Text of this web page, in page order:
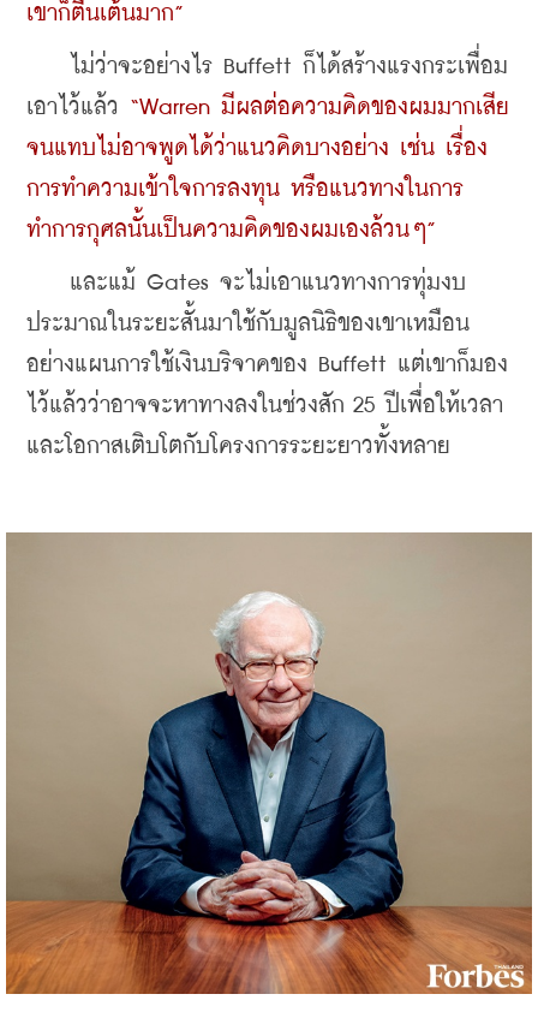
เขาก็ตื่นเต้นมาก”
ไม่ว่าจะอย่างไร Buffett ก็ได้สร้างแรงกระเพื่อม
เอาไว้แล้ว “Warren มีผลต่อความคิดของผมมากเสีย
จนแทบไม่อาจพูดได้ว่าแนวคิดบางอย่าง เช่น เรื่อง
การทำความเข้าใจการลงทุน หรือแนวทางในการ
ทำการกุศลนั้นเป็นความคิดของผมเองล้วนๆ”
และแม้ Gates จะไม่เอาแนวทางการทุ่มงบ
ประมาณในระยะสั้นมาใช้กับมูลนิธิของเขาเหมือน
อย่างแผนการใช้เงินบริจาคของ Buffett แต่เขาก็มอง
ไว้แล้วว่าอาจจะหาทางลงในช่วงสัก 25 ปีเพื่อให้เวลา
และโอกาสเติบโตกับโครงการระยะยาวทั้งหลาย